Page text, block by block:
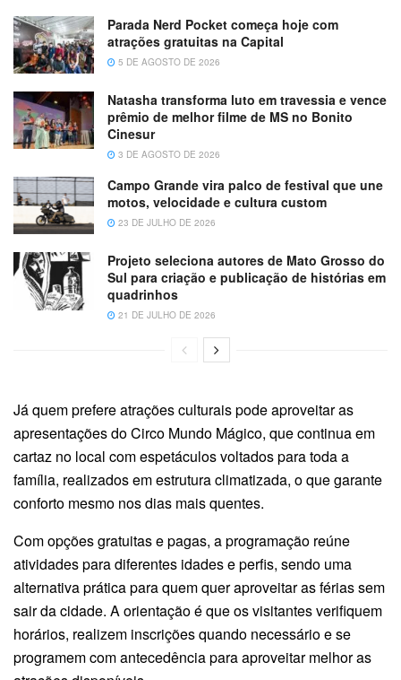
Parada Nerd Pocket começa hoje com
atrações gratuitas na Capital
5 DE AGOSTO DE 2026
Natasha transforma luto em travessia e vence
prêmio de melhor filme de MS no Bonito
Cinesur
3 DE AGOSTO DE 2026
Campo Grande vira palco de festival que une
motos, velocidade e cultura custom
23 DE JULHO DE 2026
Projeto seleciona autores de Mato Grosso do
Sul para criação e publicação de histórias em
quadrinhos
21 DE JULHO DE 2026
Já quem prefere atrações culturais pode aproveitar as
apresentações do Circo Mundo Mágico, que continua em
cartaz no local com espetáculos voltados para toda a
família, realizados em estrutura climatizada, o que garante
conforto mesmo nos dias mais quentes.
Com opções gratuitas e pagas, a programação reúne
atividades para diferentes idades e perfis, sendo uma
alternativa prática para quem quer aproveitar as férias sem
sair da cidade. A orientação é que os visitantes verifiquem
horários, realizem inscrições quando necessário e se
programem com antecedência para aproveitar melhor as